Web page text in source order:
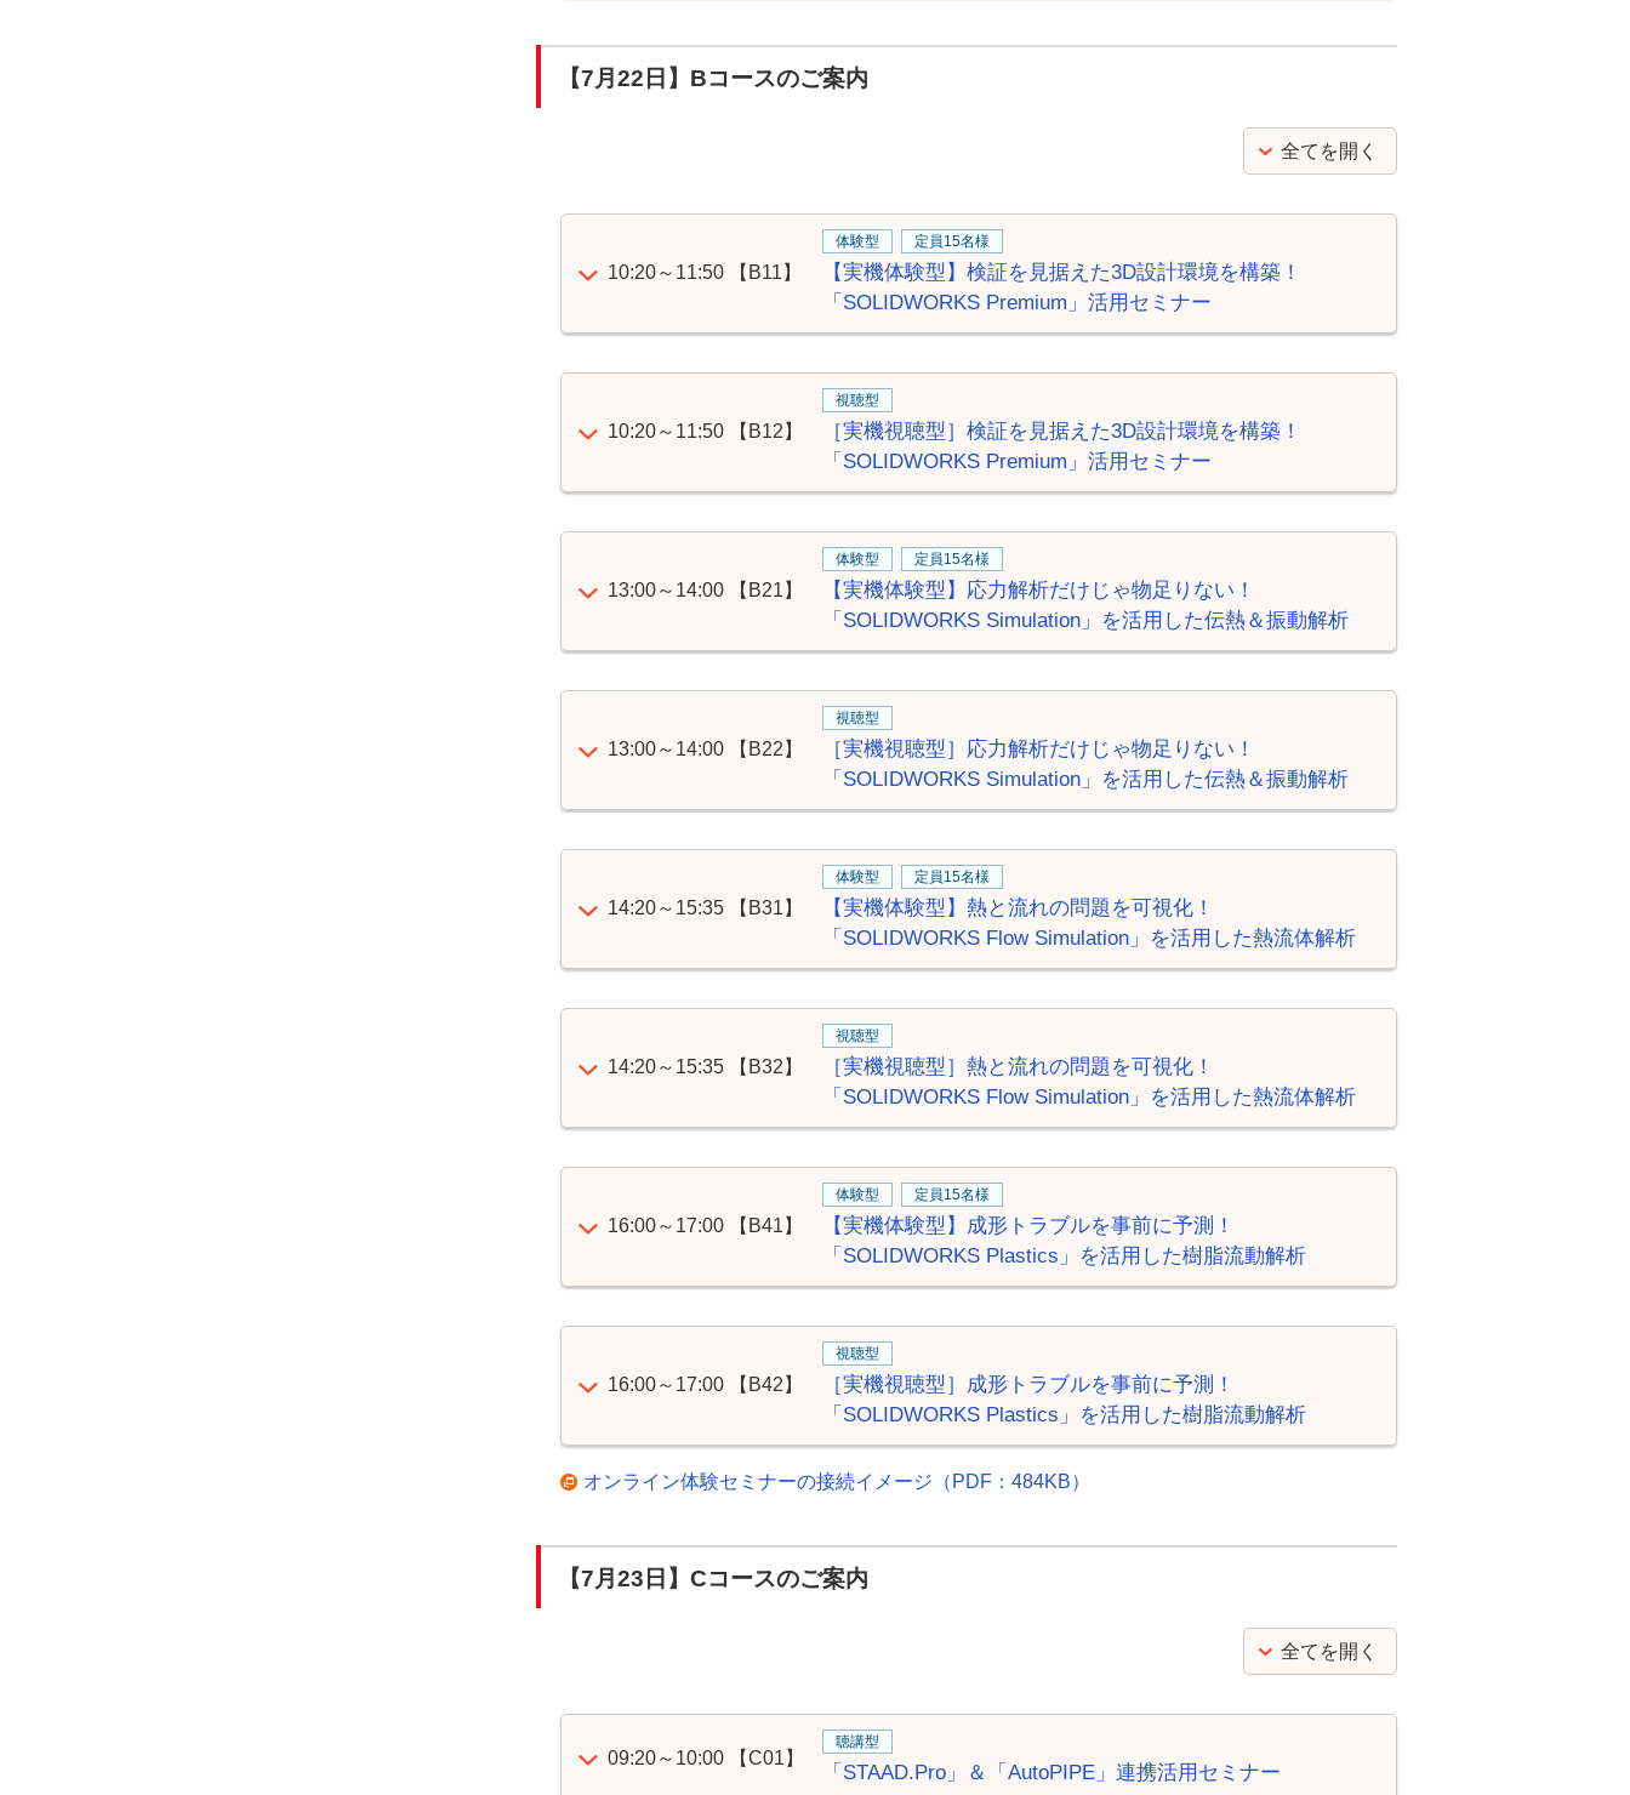
【7月22日】Bコースのご案内
全てを開く
10:20～11:50 【B11】
体験型 定員15名様
【実機体験型】検証を見据えた3D設計環境を構築！
「SOLIDWORKS Premium」活用セミナー
10:20～11:50 【B12】
視聴型
［実機視聴型］検証を見据えた3D設計環境を構築！
「SOLIDWORKS Premium」活用セミナー
13:00～14:00 【B21】
体験型 定員15名様
【実機体験型】応力解析だけじゃ物足りない！
「SOLIDWORKS Simulation」を活用した伝熱＆振動解析
13:00～14:00 【B22】
視聴型
［実機視聴型］応力解析だけじゃ物足りない！
「SOLIDWORKS Simulation」を活用した伝熱＆振動解析
14:20～15:35 【B31】
体験型 定員15名様
【実機体験型】熱と流れの問題を可視化！
「SOLIDWORKS Flow Simulation」を活用した熱流体解析
14:20～15:35 【B32】
視聴型
［実機視聴型］熱と流れの問題を可視化！
「SOLIDWORKS Flow Simulation」を活用した熱流体解析
16:00～17:00 【B41】
体験型 定員15名様
【実機体験型】成形トラブルを事前に予測！
「SOLIDWORKS Plastics」を活用した樹脂流動解析
16:00～17:00 【B42】
視聴型
［実機視聴型］成形トラブルを事前に予測！
「SOLIDWORKS Plastics」を活用した樹脂流動解析
オンライン体験セミナーの接続イメージ（PDF：484KB）
【7月23日】Cコースのご案内
全てを開く
09:20～10:00 【C01】
聴講型
「STAAD.Pro」＆「AutoPIPE」連携活用セミナー